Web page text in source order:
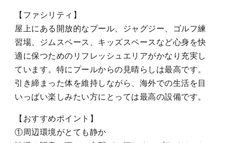
【ファシリティ】
屋上にある開放的なプール、ジャグジー、ゴルフ練
習場、ジムスペース、キッズスペースなど心身を快
適に保つためのリフレッシュエリアがかなり充実し
ています。特にプールからの見晴らしは最高です。
引き締まった体を維持しながら、海外での生活を目
いっぱい楽しみたい方にとっては最高の設備です。
【おすすめポイント】
①周辺環境がとても静か